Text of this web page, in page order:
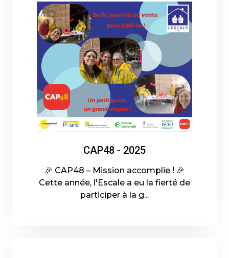
CAP48 - 2025
🎉 CAP48 – Mission accomplie ! 🎉
Cette année, l'Escale a eu la fierté de
participer à la g...